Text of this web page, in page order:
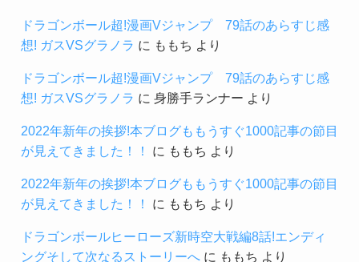
ドラゴンボール超!漫画Vジャンプ 79話のあらすじ感
想! ガスVSグラノラ に ももち より
ドラゴンボール超!漫画Vジャンプ 79話のあらすじ感
想! ガスVSグラノラ に 身勝手ランナー より
2022年新年の挨拶!本ブログももうすぐ1000記事の節目
が見えてきました！！
に ももち より
2022年新年の挨拶!本ブログももうすぐ1000記事の節目
が見えてきました！！
に ももち より
ドラゴンボールヒーローズ新時空大戦編8話!エンディ
ングそして次なるストーリーへに ももち より